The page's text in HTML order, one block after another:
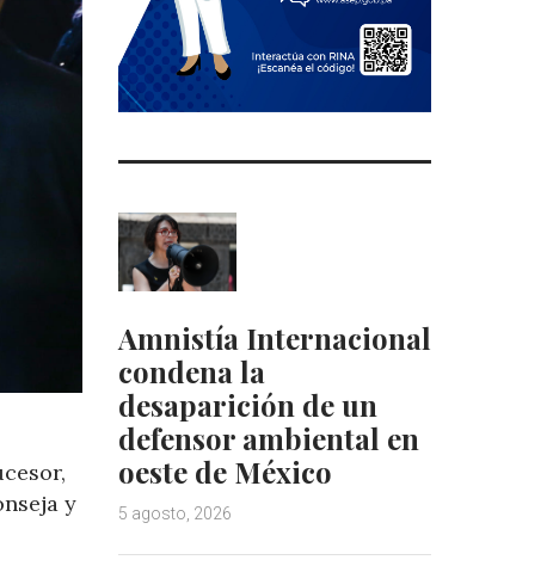
y
Amnistía Internacional
condena la
desaparición de un
defensor ambiental en
oeste de México
5 agosto, 2026